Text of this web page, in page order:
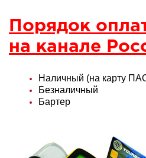
Порядок
на канале
Наличный (на карту
Безналичный
Бартер